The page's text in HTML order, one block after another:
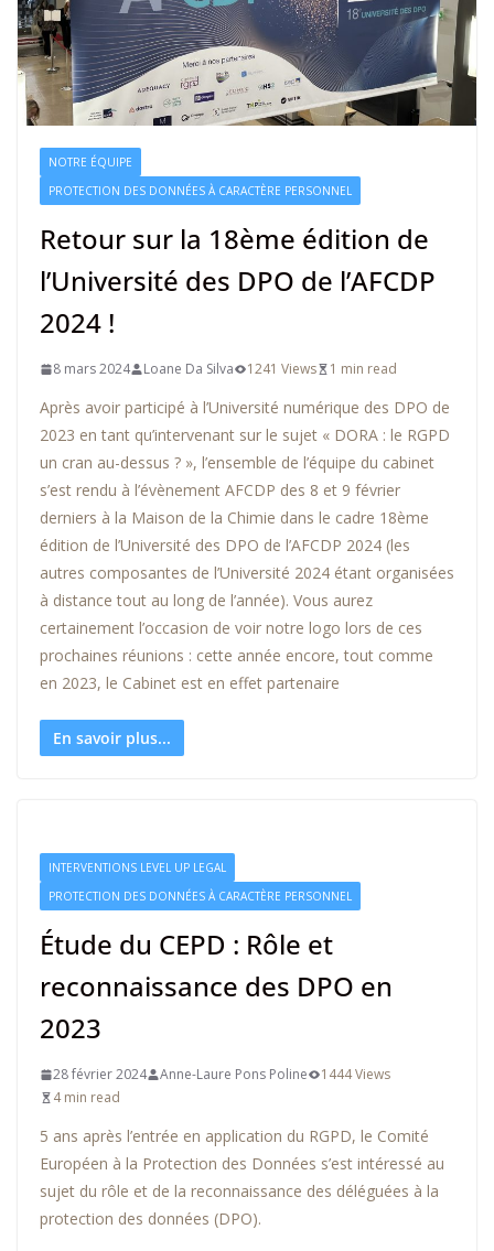
NOTRE ÉQUIPE
PROTECTION DES DONNÉES À CARACTÈRE PERSONNEL
Retour sur la 18ème édition de
l’Université des DPO de l’AFCDP
2024 !
8 mars 2024 Loane Da Silva 1241 Views 1 min read
Après avoir participé à l’Université numérique des DPO de
2023 en tant qu’intervenant sur le sujet « DORA : le RGPD
un cran au-dessus ? », l’ensemble de l’équipe du cabinet
s’est rendu à l’évènement AFCDP des 8 et 9 février
derniers à la Maison de la Chimie dans le cadre 18ème
édition de l’Université des DPO de l’AFCDP 2024 (les
autres composantes de l’Université 2024 étant organisées
à distance tout au long de l’année). Vous aurez
certainement l’occasion de voir notre logo lors de ces
prochaines réunions : cette année encore, tout comme
en 2023, le Cabinet est en effet partenaire
En savoir plus...
INTERVENTIONS LEVEL UP LEGAL
PROTECTION DES DONNÉES À CARACTÈRE PERSONNEL
Étude du CEPD : Rôle et
reconnaissance des DPO en
2023
28 février 2024 Anne-Laure Pons Poline
1444 Views
4 min read
5 ans après l’entrée en application du RGPD, le Comité
Européen à la Protection des Données s’est intéressé au
sujet du rôle et de la reconnaissance des déléguées à la
protection des données (DPO).